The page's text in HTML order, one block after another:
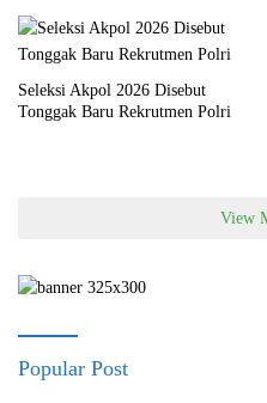
Seleksi Akpol 2026 Disebut
Tonggak Baru Rekrutmen Polri
View
Popular Post